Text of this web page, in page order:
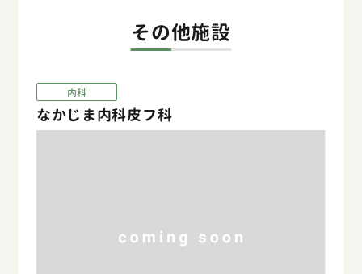
その他施設
内科
なかじま内科皮フ科